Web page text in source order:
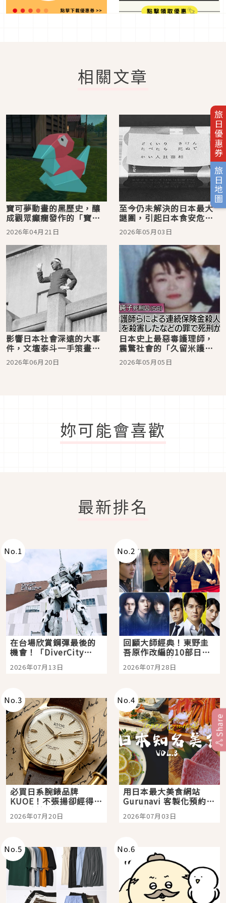
旅日優惠券
旅日地圖
相關文章
寶可夢動畫的黑歷史，釀
成觀眾癲癇發作的「寶可
夢動畫事件」
2026年04月21日
至今仍未解決的日本最大
謎團，引起日本食安危機
的「固力果．森永事件」
2026年05月03日
影響日本社會深遠的大事
件，文壇泰斗一手策畫的
死諫「三島事件」
2026年06月20日
日本史上最惡毒護理師，
震驚社會的「久留米護理
師連續保險金殺人事件」
2026年05月05日
妳可能會喜歡
最新排名
No.1
在台場欣賞鋼彈最後的
機會！「DiverCity
Tokyo Plaza」搭船、
購物、美食及夜景，一
2026年07月13日
No.2
回顧大師經典！東野圭
吾原作改編的10部日本
影視作品推薦
2026年07月28日
No.3
必買日系腕錶品牌
KUOE！不張揚卻經得起
時間洗鍊的經典之作五
選
2026年07月20日
No.4
用日本最大美食網站
Gurunavi 客製化預約九
大都市餐廳，打造專屬
美食體驗！
2026年07月03日
No.5 No.6
Share